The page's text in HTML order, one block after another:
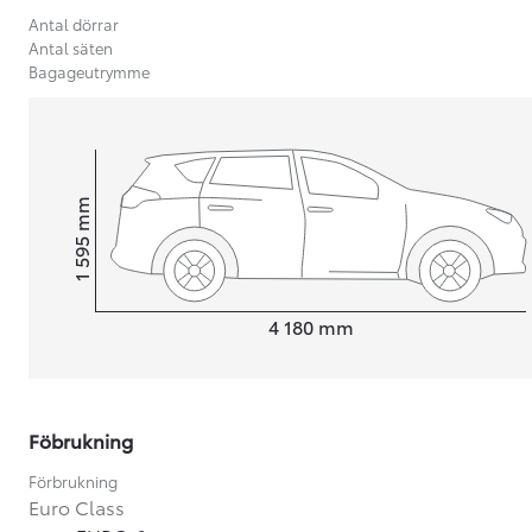
Från 599 900 kr
Nya Corolla Cross
Antal dörrar
Antal säten
Bagageutrymme
4 180 mm
Height1 595
mm
Föbrukning
Förbrukning
Euro Class